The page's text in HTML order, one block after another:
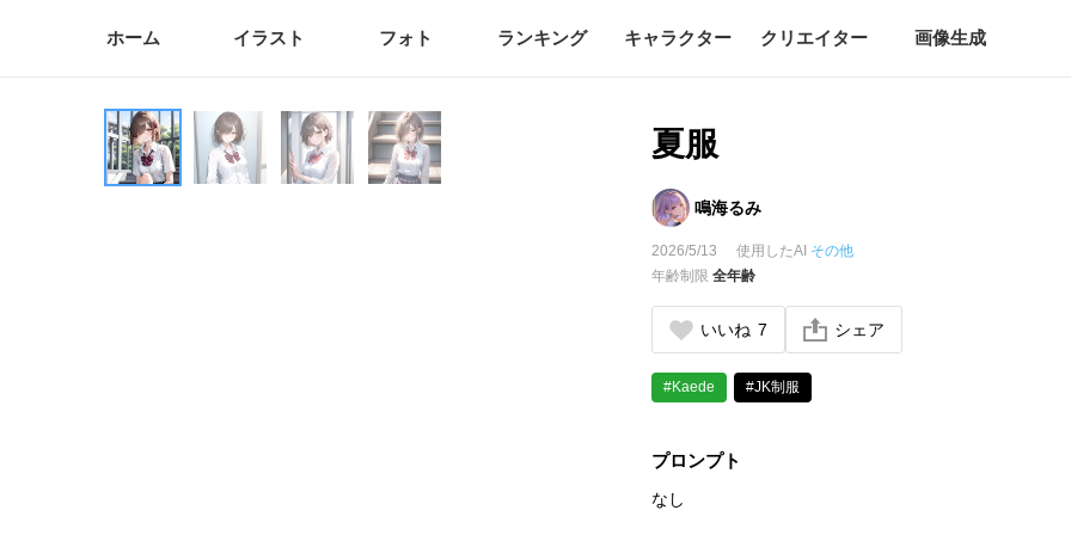
ホーム イラスト フォト ランキング キャラクター クリエイター 画像生成
夏服
鳴海るみ
2026/5/13 使用したAI その他
年齢制限全年齢
いいね 7 シェア
#Kaede #JK制服
プロンプト
なし